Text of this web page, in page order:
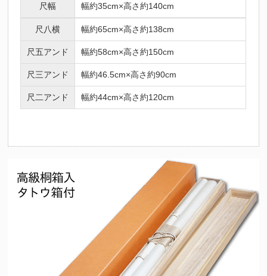
尺幅 幅約35cm×高さ約140cm
尺八横 幅約65cm×高さ約138cm
尺五アンド 幅約58cm×高さ約150cm
尺三アンド 幅約46.5cm×高さ約90cm
尺二アンド 幅約44cm×高さ約120cm